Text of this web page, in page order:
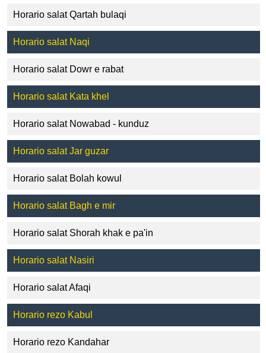
Horario salat Qartah bulaqi
Horario salat Naqi
Horario salat Dowr e rabat
Horario salat Kata khel
Horario salat Nowabad - kunduz
Horario salat Jar guzar
Horario salat Bolah kowul
Horario salat Bagh e mir
Horario salat Shorah khak e pa'in
Horario salat Nasiri
Horario salat Afaqi
Horario rezo Kabul
Horario rezo Kandahar